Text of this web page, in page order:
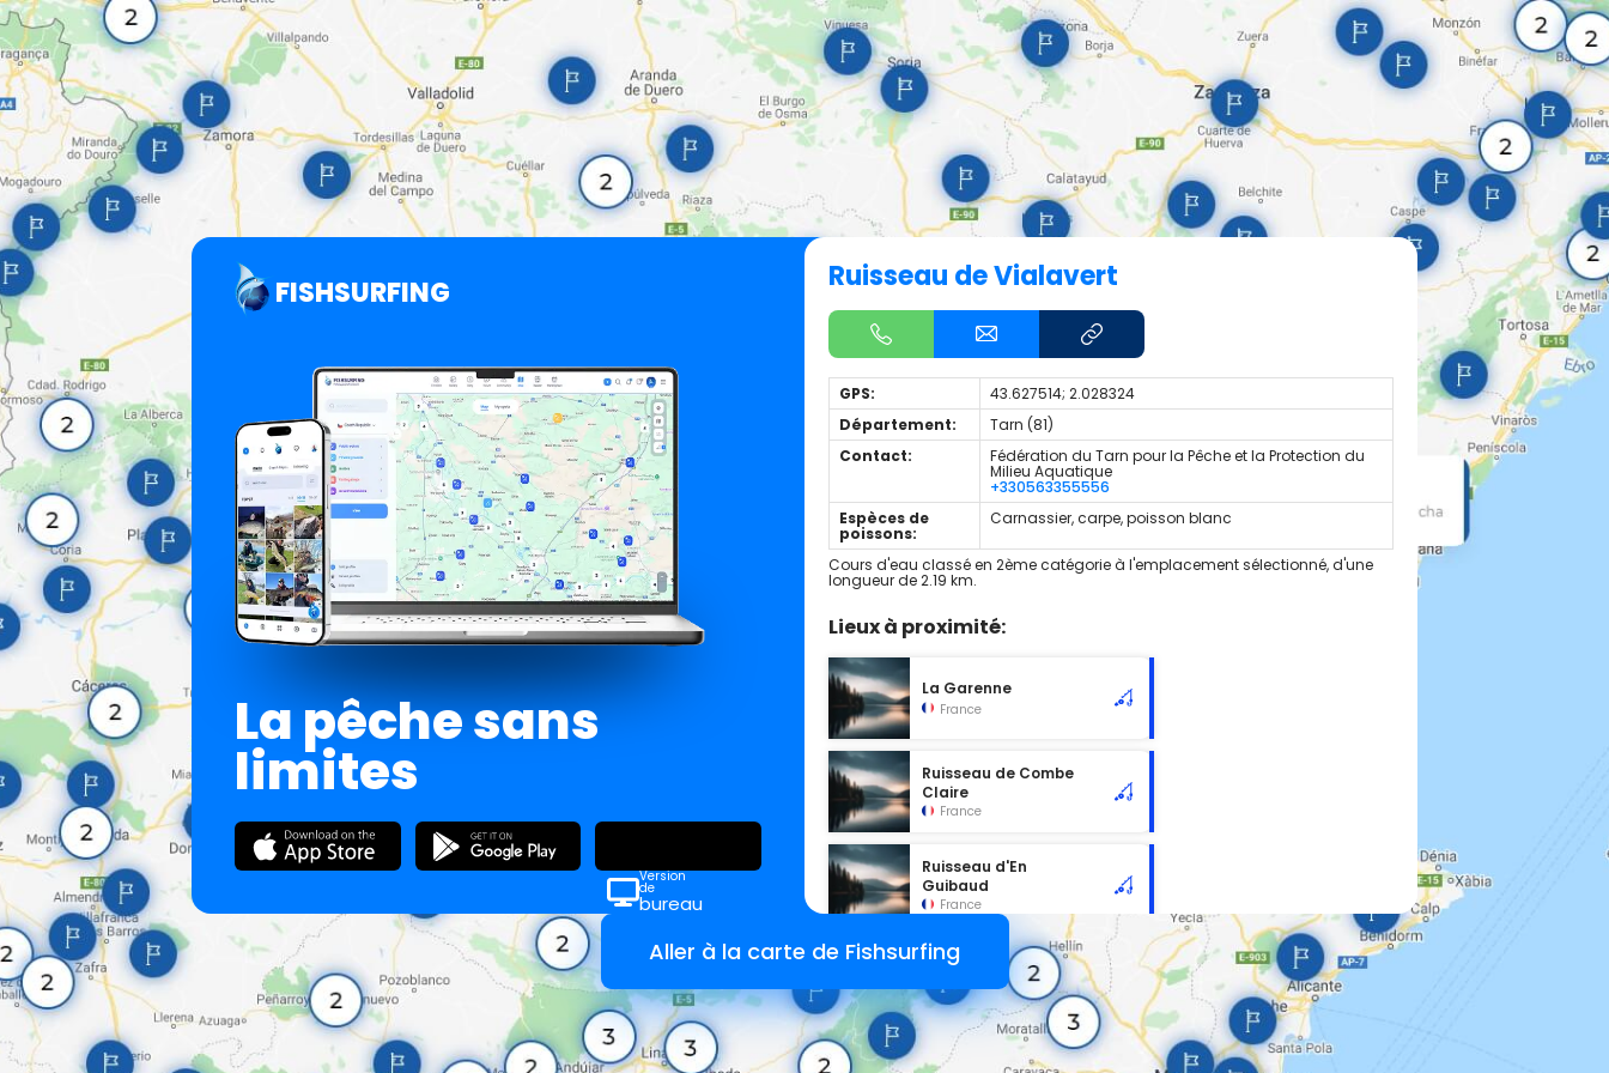
FISHSURFING
La pêche sans
limites
Version
de
bureau
Ruisseau de Vialavert
GPS:
43.627514; 2.028324
Département:
Tarn (81)
Contact:
Fédération du Tarn pour la Pêche et la Protection du
Milieu Aquatique
+330563355556
Espèces de
poissons:
Carnassier, carpe, poisson blanc
Cours d'eau classé en 2ème catégorie à l'emplacement sélectionné, d'une
longueur de 2.19 km.
Lieux à proximité:
La Garenne
France
Ruisseau de Combe
Claire
France
Ruisseau d'En
Guibaud
France
Aller à la carte de Fishsurfing